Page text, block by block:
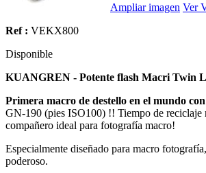
Ampliar imagen Ver
Ref : VEKX800
Disponible
KUANGREN - Potente flash Macri Twin
Primera macro de destello en el mundo
GN-190 (pies ISO100) !! Tiempo de reciclaje
compañero ideal para fotografía macro!
Especialmente diseñado para macro
poderoso.